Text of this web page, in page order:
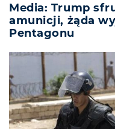
Media: Trump
amunicji, żąda
Pentagonu